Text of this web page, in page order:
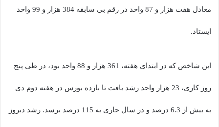
معادل هفت هزار و 87 واحد در رقم بی سابقه 384 هزار و 99 واحد
ایستاد.
این شاخص که در ابتدای هفته، 361 هزار و 88 واحد بود، در طی پنج
روز کاری، 23 هزار واحد رشد یافت تا بازده بورس در هفته دوم دی
به بیش از 6.3 درصد و در سال جاری به 115 درصد برسد. رشد دیروز